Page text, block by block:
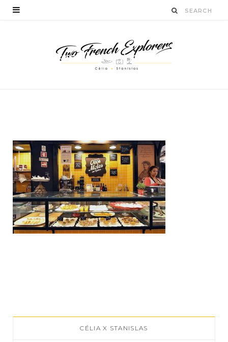
ovosmoles-lisbonne-
blogvoyage
CÉLIA X STANISLAS